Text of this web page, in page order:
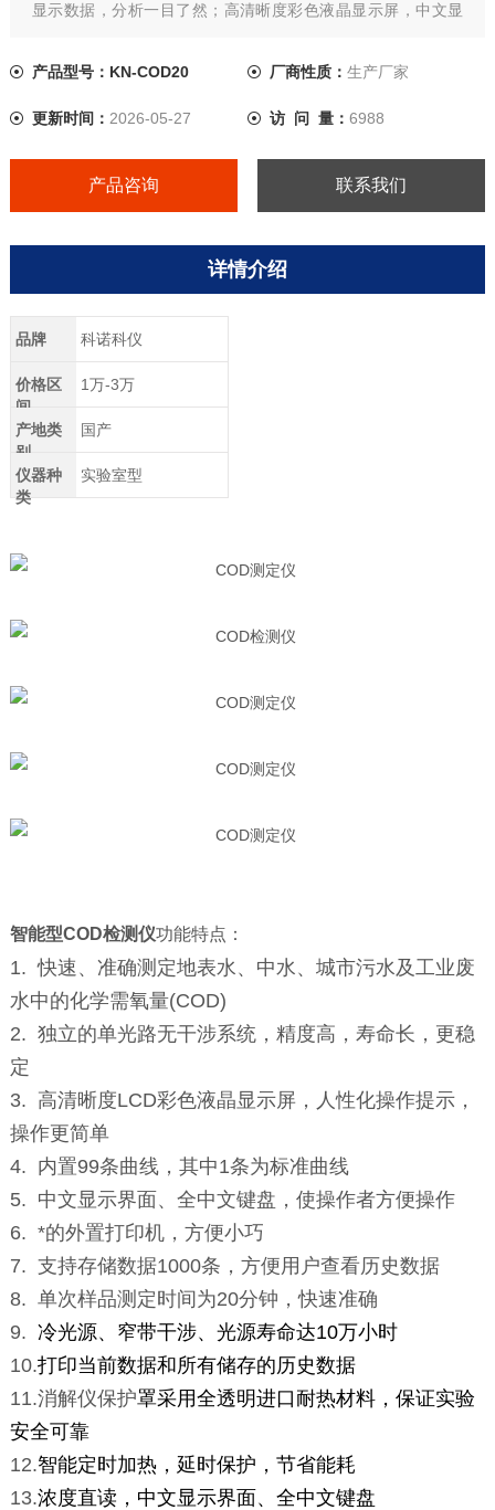
显示数据，分析一目了然；高清晰度彩色液晶显示屏，中文显
泛的应用于各种行业。
产品型号：KN-COD20 厂商性质： 生产厂家
更新时间： 2026-05-27 访 问 量： 6988
产品咨询 联系我们
详情介绍
品牌 科诺科仪
价格区
间
1万-3万
产地类
别
国产
仪器种
类
实验室型
智能型COD检测仪功能特点：
1. 快速、准确测定地表水、中水、城市污水及工业废
水中的化学需氧量(COD)
2. 独立的单光路无干涉系统，精度高，寿命长，更稳
定
3. 高清晰度LCD彩色液晶显示屏，人性化操作提示，
操作更简单
4. 内置99条曲线，其中1条为标准曲线
5. 中文显示界面、全中文键盘，使操作者方便操作
6. *的外置打印机，方便小巧
7. 支持存储数据1000条，方便用户查看历史数据
8. 单次样品测定时间为20分钟，快速准确
9. 冷光源、窄带干涉、光源寿命达10万小时
10.打印当前数据和所有储存的历史数据
11.消解仪保护罩采用全透明进口耐热材料，保证实验
安全可靠
12.智能定时加热，延时保护，节省能耗
13.浓度直读，中文显示界面、全中文键盘